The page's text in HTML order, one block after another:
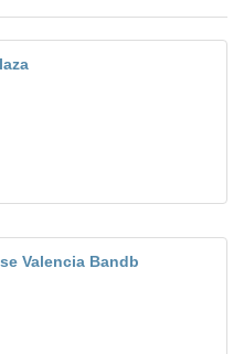
Valencia Bandb